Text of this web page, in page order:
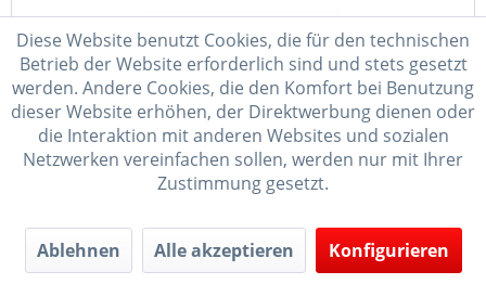
Traditionelle Weihnachtsdüfte aus Crottendorf Original
Diese Website benutzt Cookies, die für den technischen
Betrieb der Website erforderlich sind und stets gesetzt
werden. Andere Cookies, die den Komfort bei Benutzung
dieser Website erhöhen, der Direktwerbung dienen oder
die Interaktion mit anderen Websites und sozialen
Netzwerken vereinfachen sollen, werden nur mit Ihrer
Zustimmung gesetzt.
Ablehnen Alle akzeptieren Konfigurieren